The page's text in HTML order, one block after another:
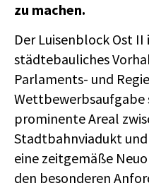
zu machen.
Der Luisenblock Ost
städtebauliches
Parlaments- und
Wettbewerbsaufgabe
prominente Areal
Stadtbahnviadukt
eine zeitgemäße
den besonderen